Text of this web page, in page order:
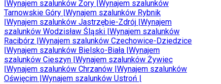
Wynajem szalunków Żory Wynajem szalunków
Tarnowskie Góry Wynajem szalunków Rybnik
Wynajem szalunków Jastrzębie-Zdrój Wynajem
szalunków Wodzisław Śląski Wynajem szalunków
Racibórz Wynajem szalunków Czechowice-Dziedzice
Wynajem szalunków Bielsko-Biała Wynajem
szalunków Cieszyn Wynajem szalunków Żywiec
Wynajem szalunków Chrzanów Wynajem szalunków
Oświęcim Wynajem szalunków Ustroń